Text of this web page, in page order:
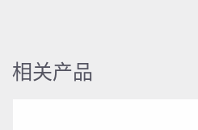
相关产品